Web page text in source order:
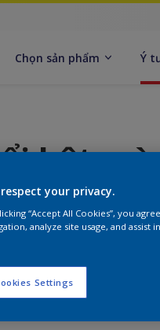
Chọn sản phẩm Ý
bật
gỗ ấm
nền hồng dịu tạo
your privacy.
“Accept All Cookies”, you
analyze site usage, and assist
Settings